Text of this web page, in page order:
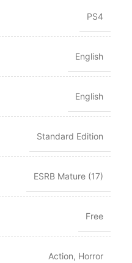
PS4
English
English
Standard Edition
ESRB Mature (17)
Free
Action, Horror